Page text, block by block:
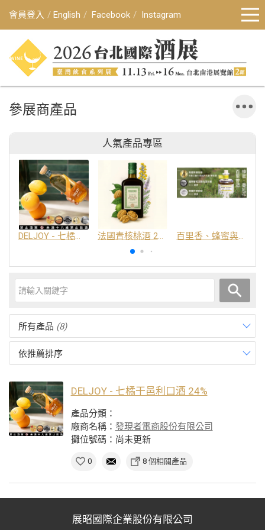
會員登入 English Facebook Instagram
參展商產品
人氣產品專區
DELJOY - 七橘干邑利口酒 24% 法國青核桃酒 25% 百里香、蜂蜜與番紅花酒
所有產品 (8)
依推薦排序
DELJOY - 七橘干邑利口酒 24%
產品分類：
廠商名稱： 發現者電商股份有限公司
攤位號碼：尚未更新
0 8 個相關產品
展昭國際企業股份有限公司